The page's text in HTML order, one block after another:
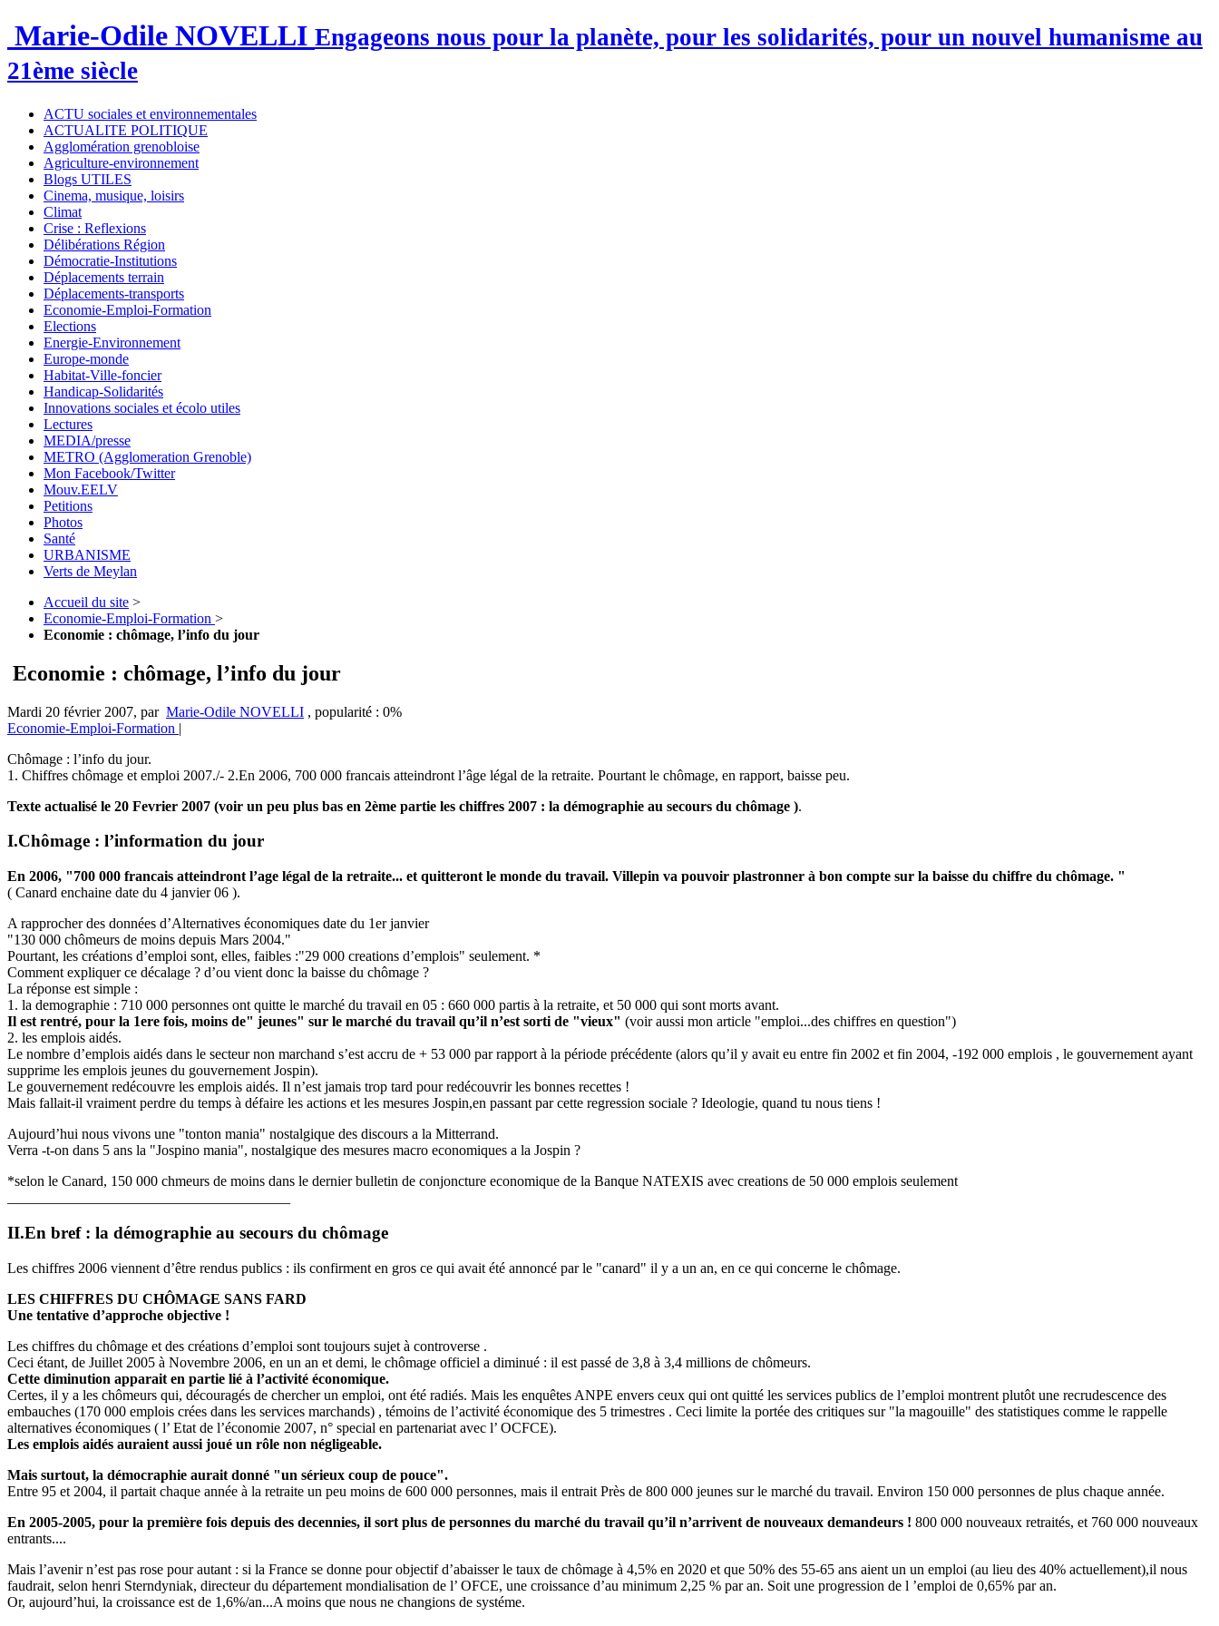
Marie-Odile NOVELLI Engageons nous pour la planète, pour les solidarités, pour un nouvel humanisme au
21ème siècle
ACTU sociales et environnementales
ACTUALITE POLITIQUE
Agglomération grenobloise
Agriculture-environnement
Blogs UTILES
Cinema, musique, loisirs
Climat
Crise : Reflexions
Délibérations Région
Démocratie-Institutions
Déplacements terrain
Déplacements-transports
Economie-Emploi-Formation
Elections
Energie-Environnement
Europe-monde
Habitat-Ville-foncier
Handicap-Solidarités
Innovations sociales et écolo utiles
Lectures
MEDIA/presse
METRO (Agglomeration Grenoble)
Mon Facebook/Twitter
Mouv.EELV
Petitions
Photos
Santé
URBANISME
Verts de Meylan
Accueil du site >
Economie-Emploi-Formation >
Economie : chômage, l’info du jour
Economie : chômage, l’info du jour
Mardi 20 février 2007, par Marie-Odile NOVELLI , popularité : 0%
Economie-Emploi-Formation |
Chômage : l’info du jour.
1. Chiffres chômage et emploi 2007./- 2.En 2006, 700 000 francais atteindront l’âge légal de la retraite. Pourtant le chômage, en rapport, baisse peu.
Texte actualisé le 20 Fevrier 2007 (voir un peu plus bas en 2ème partie les chiffres 2007 : la démographie au secours du chômage ).
I.Chômage : l’information du jour
En 2006, "700 000 francais atteindront l’age légal de la retraite... et quitteront le monde du travail. Villepin va pouvoir plastronner à bon compte sur la baisse du chiffre du chômage. "
( Canard enchaine date du 4 janvier 06 ).
A rapprocher des données d’Alternatives économiques date du 1er janvier
"130 000 chômeurs de moins depuis Mars 2004."
Pourtant, les créations d’emploi sont, elles, faibles :"29 000 creations d’emplois" seulement. *
Comment expliquer ce décalage ? d’ou vient donc la baisse du chômage ?
La réponse est simple :
1. la demographie : 710 000 personnes ont quitte le marché du travail en 05 : 660 000 partis à la retraite, et 50 000 qui sont morts avant.
Il est rentré, pour la 1ere fois, moins de" jeunes" sur le marché du travail qu’il n’est sorti de "vieux" (voir aussi mon article "emploi...des chiffres en question")
2. les emplois aidés.
Le nombre d’emplois aidés dans le secteur non marchand s’est accru de + 53 000 par rapport à la période précédente (alors qu’il y avait eu entre fin 2002 et fin 2004, -192 000 emplois , le gouvernement ayant
supprime les emplois jeunes du gouvernement Jospin).
Le gouvernement redécouvre les emplois aidés. Il n’est jamais trop tard pour redécouvrir les bonnes recettes !
Mais fallait-il vraiment perdre du temps à défaire les actions et les mesures Jospin,en passant par cette regression sociale ? Ideologie, quand tu nous tiens !
Aujourd’hui nous vivons une "tonton mania" nostalgique des discours a la Mitterrand.
Verra -t-on dans 5 ans la "Jospino mania", nostalgique des mesures macro economiques a la Jospin ?
*selon le Canard, 150 000 chmeurs de moins dans le dernier bulletin de conjoncture economique de la Banque NATEXIS avec creations de 50 000 emplois seulement
II.En bref : la démographie au secours du chômage
Les chiffres 2006 viennent d’être rendus publics : ils confirment en gros ce qui avait été annoncé par le "canard" il y a un an, en ce qui concerne le chômage.
LES CHIFFRES DU CHÔMAGE SANS FARD
Une tentative d’approche objective !
Les chiffres du chômage et des créations d’emploi sont toujours sujet à controverse .
Ceci étant, de Juillet 2005 à Novembre 2006, en un an et demi, le chômage officiel a diminué : il est passé de 3,8 à 3,4 millions de chômeurs.
Cette diminution apparait en partie lié à l’activité économique.
Certes, il y a les chômeurs qui, découragés de chercher un emploi, ont été radiés. Mais les enquêtes ANPE envers ceux qui ont quitté les services publics de l’emploi montrent plutôt une recrudescence des
embauches (170 000 emplois crées dans les services marchands) , témoins de l’activité économique des 5 trimestres . Ceci limite la portée des critiques sur "la magouille" des statistiques comme le rappelle
alternatives économiques ( l’ Etat de l’économie 2007, n° special en partenariat avec l’ OCFCE).
Les emplois aidés auraient aussi joué un rôle non négligeable.
Mais surtout, la démocraphie aurait donné "un sérieux coup de pouce".
Entre 95 et 2004, il partait chaque année à la retraite un peu moins de 600 000 personnes, mais il entrait Près de 800 000 jeunes sur le marché du travail. Environ 150 000 personnes de plus chaque année.
En 2005-2005, pour la première fois depuis des decennies, il sort plus de personnes du marché du travail qu’il n’arrivent de nouveaux demandeurs ! 800 000 nouveaux retraités, et 760 000 nouveaux
entrants....
Mais l’avenir n’est pas rose pour autant : si la France se donne pour objectif d’abaisser le taux de chômage à 4,5% en 2020 et que 50% des 55-65 ans aient un un emploi (au lieu des 40% actuellement),il nous
faudrait, selon henri Sterndyniak, directeur du département mondialisation de l’ OFCE, une croissance d’au minimum 2,25 % par an. Soit une progression de l ’emploi de 0,65% par an.
Or, aujourd’hui, la croissance est de 1,6%/an...A moins que nous ne changions de systéme.